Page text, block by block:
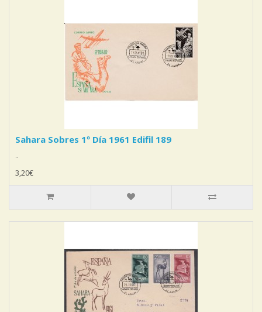
Sahara Sobres 1º Día 1961 Edifil 189
..
3,20€